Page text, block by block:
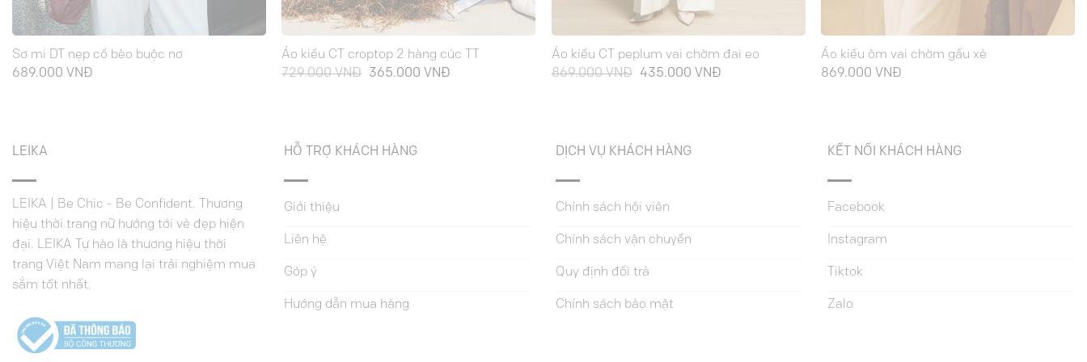
Sơ mi DT nẹp cổ bèo buộc nơ
689.000 VNĐ
Áo kiểu CT croptop 2 hàng cúc TT
729.000VNĐ
Giá
365.000 VNĐ
Áo kiểu CT peplum vai chờm đai eo
869.000VNĐ
Giá
435.000 VNĐGiá
Áo kiểu ôm vai chờm gấu xẻ
869.000 VNĐ
LEIKA
LEIKA | Be Chic - Be Confident. Thương
hiệu thời trang nữ hướng tới vẻ đẹp hiện
đại. LEIKA Tự hào là thương hiệu thời
trang Việt Nam mang lại trải nghiệm mua
sắm tốt nhất.
HỖ TRỢ KHÁCH HÀNG
Giới thiệu
Liên hệ
Góp ý
Hướng dẫn mua hàng
DỊCH VỤ KHÁCH HÀNG
Chính sách hội viên
Chính sách vận chuyển
Quy định đổi trả
Chính sách bảo mật
KẾT NỐI KHÁCH HÀNG
Facebook
Instagram
Tiktok
Zalo